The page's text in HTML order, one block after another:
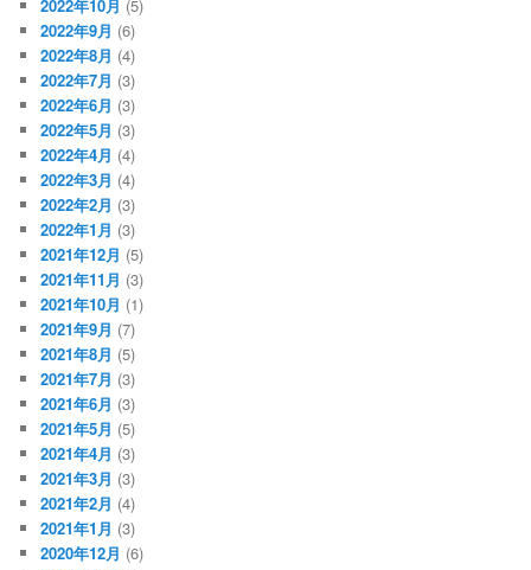
2022年10月 (5)
2022年9月 (6)
2022年8月 (4)
2022年7月 (3)
2022年6月 (3)
2022年5月 (3)
2022年4月 (4)
2022年3月 (4)
2022年2月 (3)
2022年1月 (3)
2021年12月 (5)
2021年11月 (3)
2021年10月 (1)
2021年9月 (7)
2021年8月 (5)
2021年7月 (3)
2021年6月 (3)
2021年5月 (5)
2021年4月 (3)
2021年3月 (3)
2021年2月 (4)
2021年1月 (3)
2020年12月 (6)